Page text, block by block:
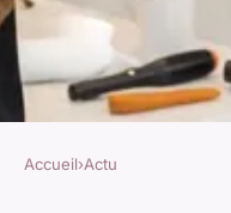
Accueil›Actu